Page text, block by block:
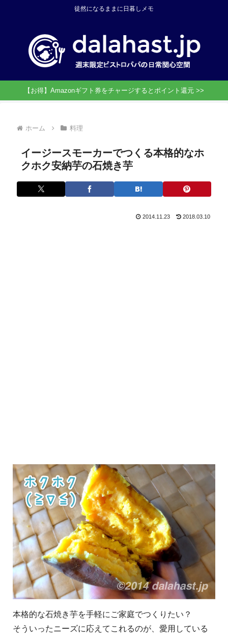
徒然になるままに日暮しメモ
【お得】Amazonギフト券をチャージするとポイント還元 >>
ホーム 料理
イージースモーカーでつくる本格的なホ
クホク安納芋の石焼き芋
2014.11.23 2018.03.10
本格的な石焼き芋を手軽にご家庭でつくりたい？
そういったニーズに応えてこれるのが、愛用している